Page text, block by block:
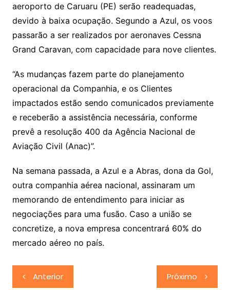
aeroporto de Caruaru (PE) serão readequadas,
devido à baixa ocupação. Segundo a Azul, os voos
passarão a ser realizados por aeronaves Cessna
Grand Caravan, com capacidade para nove clientes.
“As mudanças fazem parte do planejamento
operacional da Companhia, e os Clientes
impactados estão sendo comunicados previamente
e receberão a assistência necessária, conforme
prevê a resolução 400 da Agência Nacional de
Aviação Civil (Anac)”.
Na semana passada, a Azul e a Abras, dona da Gol,
outra companhia aérea nacional, assinaram um
memorando de entendimento para iniciar as
negociações para uma fusão. Caso a união se
concretize, a nova empresa concentrará 60% do
mercado aéreo no país.
Navegação
Anterior Próximo